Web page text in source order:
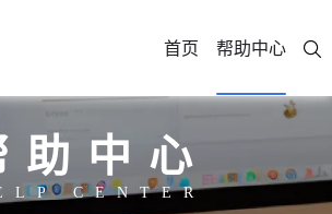
首页 帮助中心
助中心
CENTER